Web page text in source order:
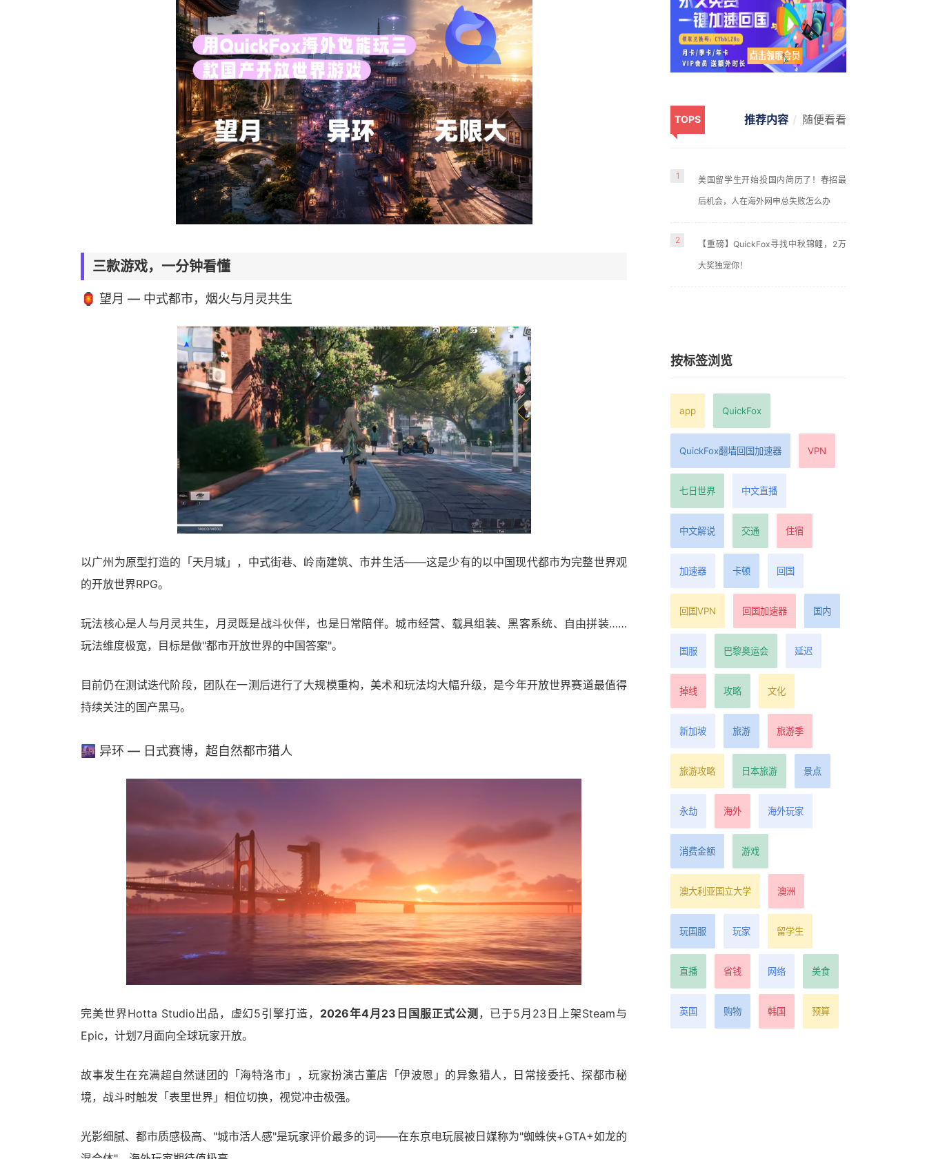
三款游戏，一分钟看懂
🏮 望月 — 中式都市，烟火与月灵共生
以广州为原型打造的「天月城」，中式街巷、岭南建筑、市井生活——这是少有的以中国现代都市为完整世界观
的开放世界RPG。
玩法核心是人与月灵共生，月灵既是战斗伙伴，也是日常陪伴。城市经营、载具组装、黑客系统、自由拼装……
玩法维度极宽，目标是做"都市开放世界的中国答案"。
目前仍在测试迭代阶段，团队在一测后进行了大规模重构，美术和玩法均大幅升级，是今年开放世界赛道最值得
持续关注的国产黑马。
🌆 异环 — 日式赛博，超自然都市猎人
完美世界Hotta Studio出品，虚幻5引擎打造， 2026年4月23日国服正式公测 ，已于5月23日上架Steam与
Epic，计划7月面向全球玩家开放。
故事发生在充满超自然谜团的「海特洛市」，玩家扮演古董店「伊波恩」的异象猎人，日常接委托、探都市秘
境，战斗时触发「表里世界」相位切换，视觉冲击极强。
光影细腻、都市质感极高、"城市活人感"是玩家评价最多的词——在东京电玩展被日媒称为"蜘蛛侠+GTA+如龙的
TOPS 推荐内容 随便看看
1 美国留学生开始投国内简历了！春招最
后机会，人在海外网申总失败怎么办
2 【重磅】QuickFox寻找中秋锦鲤，2万
大奖独宠你！
按标签浏览
app QuickFox
QuickFox翻墙回国加速器 VPN
七日世界 中文直播
中文解说 交通 住宿
加速器 卡顿 回国
回国VPN 回国加速器 国内
国服 巴黎奥运会 延迟
掉线 攻略 文化
新加坡 旅游 旅游季
旅游攻略 日本旅游 景点
永劫 海外 海外玩家
消费金额 游戏
澳大利亚国立大学 澳洲
玩国服 玩家 留学生
直播 省钱 网络 美食
英国 购物 韩国 预算